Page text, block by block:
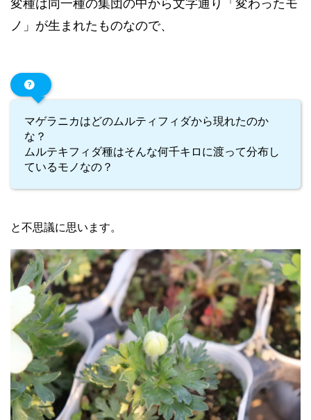
変種は同一種の集団の中から文字通り「変わったモ
ノ」が生まれたものなので、
マゲラニカはどのムルティフィダから現れたのか
な？
ムルテキフィダ種はそんな何千キロに渡って分布し
ているモノなの？
と不思議に思います。